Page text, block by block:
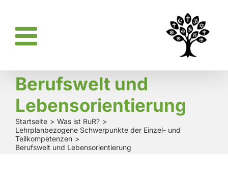
springen
Berufswelt und
Lebensorientierung
Startseite
Was ist RuR?
Lehrplanbezogene Schwerpunkte der Einzel- und
Teilkompetenzen
Berufswelt und Lebensorientierung